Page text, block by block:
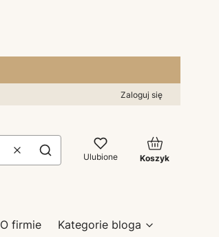
Zaloguj się
WyczyśćSzukaj Ulubione
Produkty w
Koszyk
O firmie Kategorie bloga